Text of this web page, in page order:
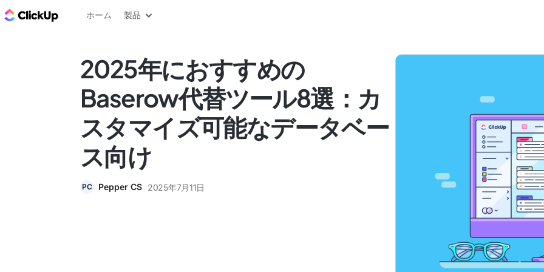
ClickUp ブログ
ホーム 製品
2025年におすすめの
Baserow代替ツール8選：カ
スタマイズ可能なデータベー
ス向け
PC Pepper CS 2025年7月11日